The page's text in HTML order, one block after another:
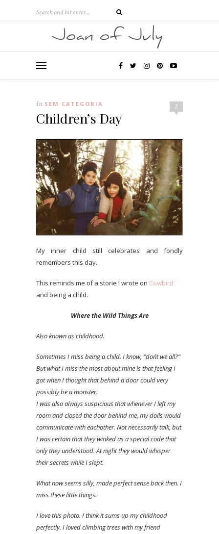
2
In SEM CATEGORIA
Children’s Day
My inner child still celebrates and fondly
remembers this day.
This reminds me of a storie I wrote on Cowbird
and being a child.
Where the Wild Things Are
Also known as childhood.
Sometimes I miss being a child. I know, “don´t we all?”
But what I miss the most about mine is that feeling I
got when I thought that behind a door could very
possibly be a monster.
I was also always suspicious that whenever I left my
room and closed the door behind me, my dolls would
communicate with eachother. Not necessarily talk, but
I was certain that they winked as a special code that
only they understood. At night they would whisper
their secrets while I slept.
What now seems silly, made perfect sense back then. I
miss these little things.
I love this photo. I think it sums up my childhood
perfectly. I loved climbing trees with my friend